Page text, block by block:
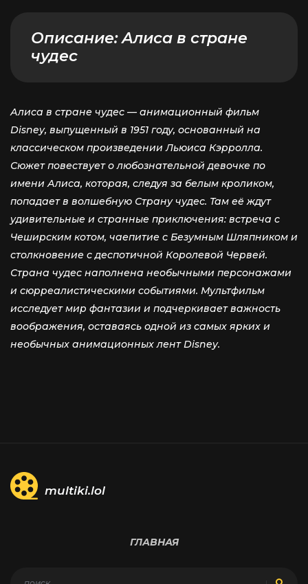
Описание:Алиса в стране
чудес
Алиса в стране чудес — анимационный фильм
Disney, выпущенный в 1951 году, основанный на
классическом произведении Льюиса Кэрролла.
Сюжет повествует о любознательной девочке по
имени Алиса, которая, следуя за белым кроликом,
попадает в волшебную Страну чудес. Там её ждут
удивительные и странные приключения: встреча с
Чеширским котом, чаепитие с Безумным Шляпником и
столкновение с деспотичной Королевой Червей.
Страна чудес наполнена необычными персонажами
и сюрреалистическими событиями. Мультфильм
исследует мир фантазии и подчеркивает важность
воображения, оставаясь одной из самых ярких и
необычных анимационных лент Disney.
multiki.lol
ГЛАВНАЯ